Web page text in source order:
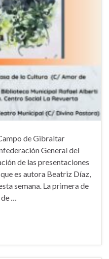
de Gibraltar
General del
de las presentaciones
es autora Beatriz Díaz,
semana. La primera de
de …